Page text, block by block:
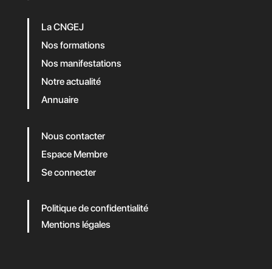
La CNGEJ
Nos formations
Nos manifestations
Notre actualité
Annuaire
Nous contacter
Espace Membre
Se connecter
Politique de confidentialité
Mentions légales